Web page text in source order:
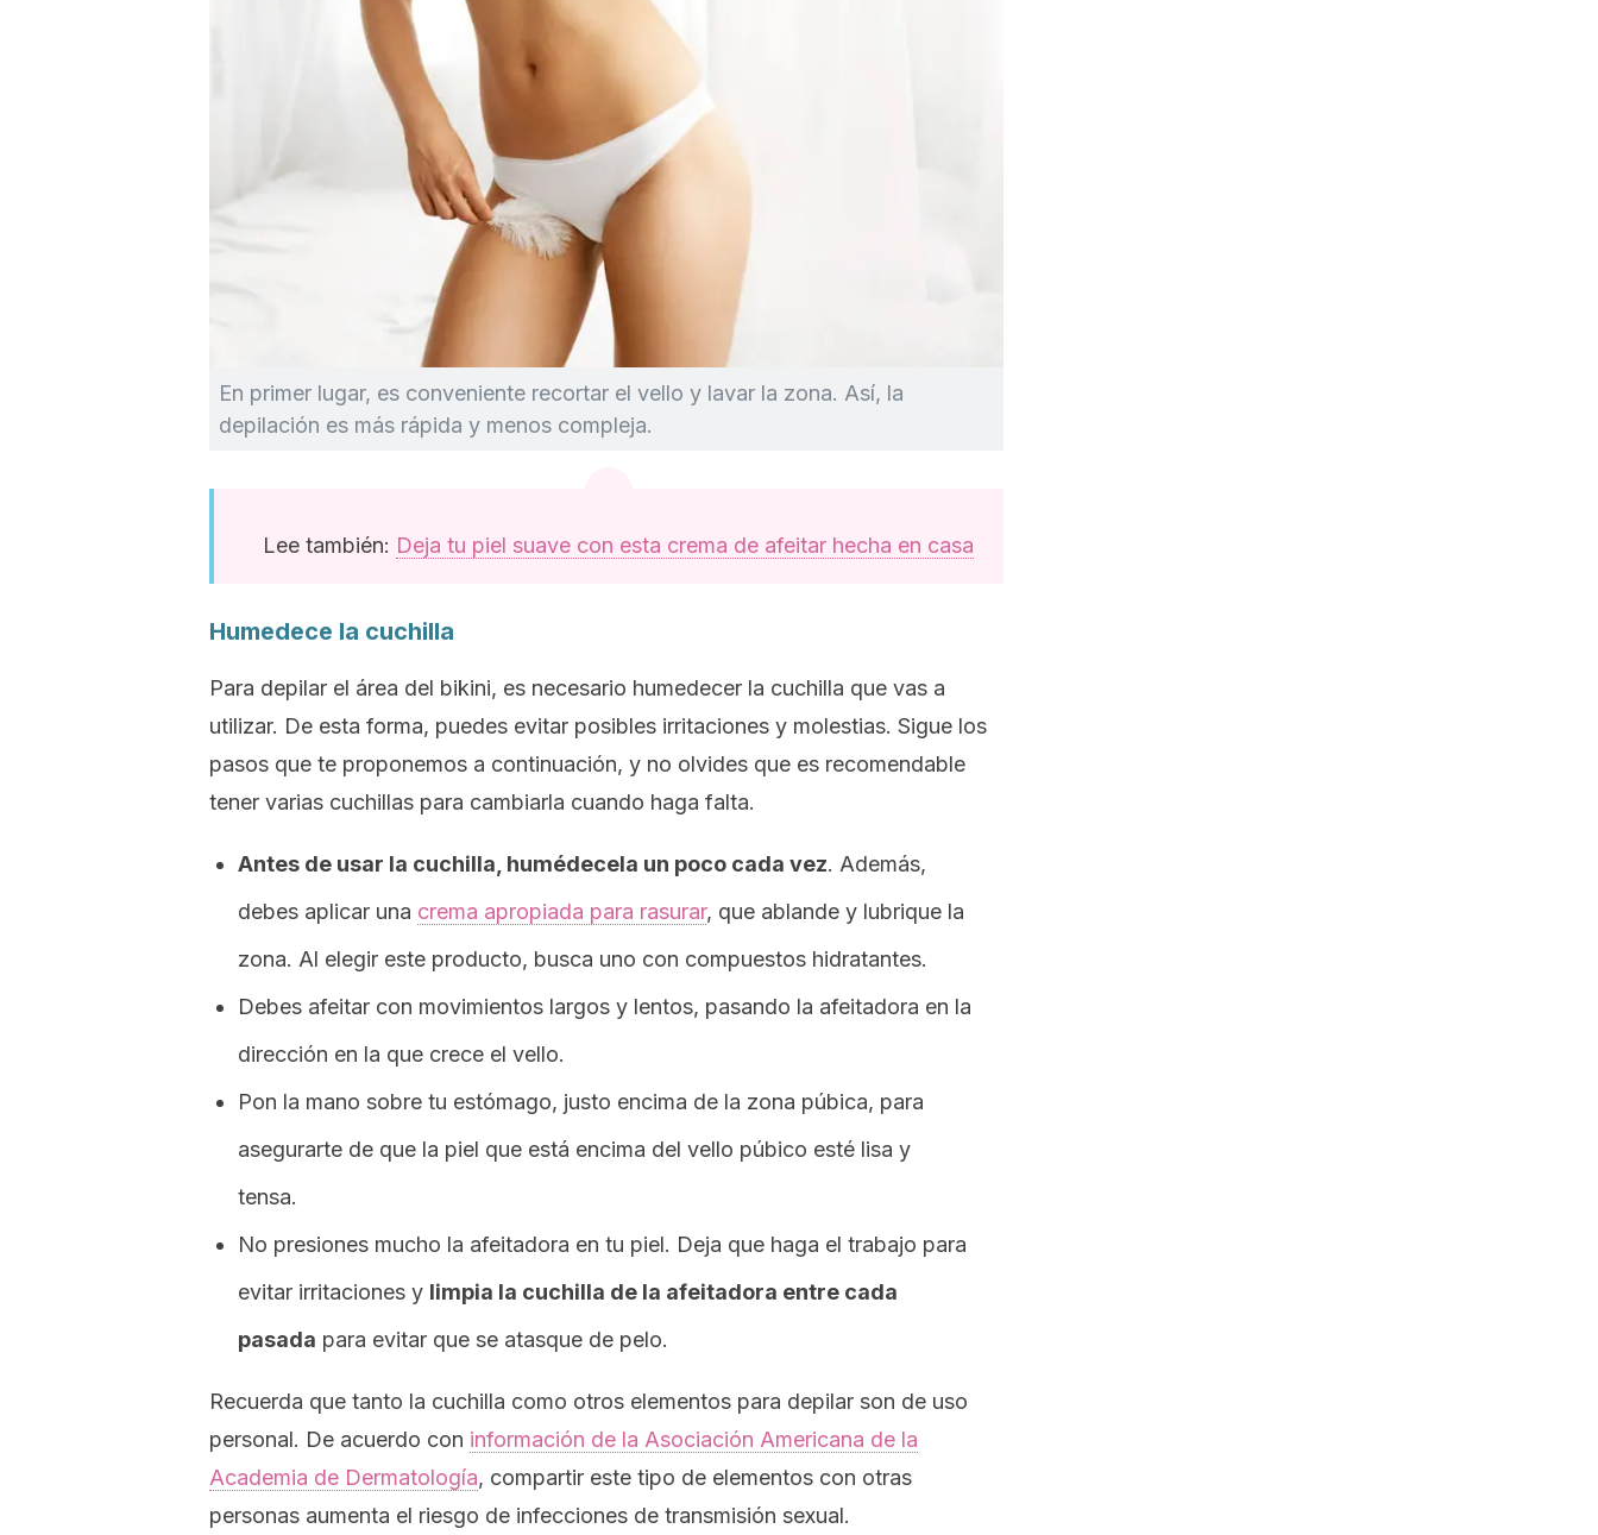
En primer lugar, es conveniente recortar el vello y lavar la zona. Así, la
depilación es más rápida y menos compleja.
Lee también: Deja tu piel suave con esta crema de afeitar hecha en casa
Humedece la cuchilla
Para depilar el área del bikini, es necesario humedecer la cuchilla que vas a
utilizar. De esta forma, puedes evitar posibles irritaciones y molestias. Sigue los
pasos que te proponemos a continuación, y no olvides que es recomendable
tener varias cuchillas para cambiarla cuando haga falta.
Antes de usar la cuchilla, humédecela un poco cada vez. Además,
debes aplicar una crema apropiada para rasurar, que ablande y lubrique la
zona. Al elegir este producto, busca uno con compuestos hidratantes.
Debes afeitar con movimientos largos y lentos, pasando la afeitadora en la
dirección en la que crece el vello.
Pon la mano sobre tu estómago, justo encima de la zona púbica, para
asegurarte de que la piel que está encima del vello púbico esté lisa y
tensa.
No presiones mucho la afeitadora en tu piel. Deja que haga el trabajo para
evitar irritaciones y limpia la cuchilla de la afeitadora entre cada
pasada para evitar que se atasque de pelo.
Recuerda que tanto la cuchilla como otros elementos para depilar son de uso
personal. De acuerdo con información de la Asociación Americana de la
Academia de Dermatología, compartir este tipo de elementos con otras
personas aumenta el riesgo de infecciones de transmisión sexual.